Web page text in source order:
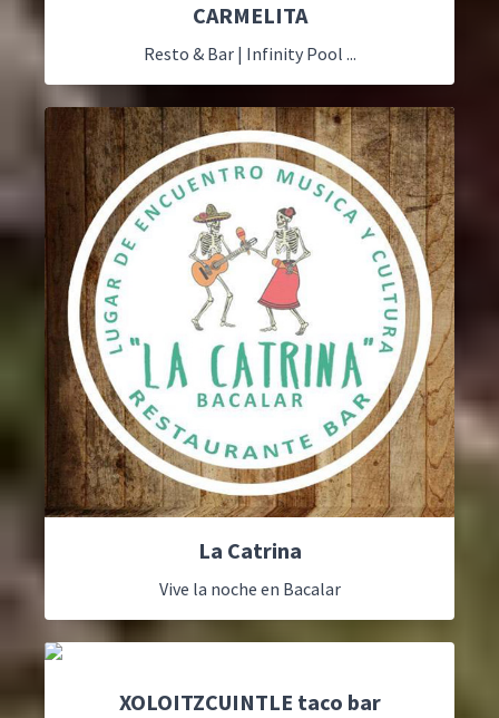
CARMELITA
Resto & Bar | Infinity Pool ...
La Catrina
Vive la noche en Bacalar
XOLOITZCUINTLE taco bar